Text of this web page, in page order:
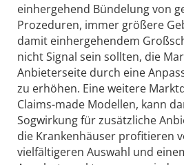
einhergehend Bündelung von
Prozeduren, immer größere
damit einhergehendem
nicht Signal sein sollten, die
Anbieterseite durch eine
zu erhöhen. Eine weitere
Claims-made Modellen, kann
Sogwirkung für zusätzliche
die Krankenhäuser profitieren
vielfältigeren Auswahl und